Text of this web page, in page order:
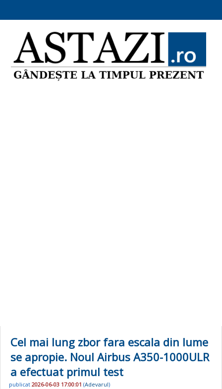
Cel mai lung zbor fara escala din lume
se apropie. Noul Airbus A350-1000ULR
a efectuat primul test
publicat 2026-06-03 17:00:01 (Adevarul)